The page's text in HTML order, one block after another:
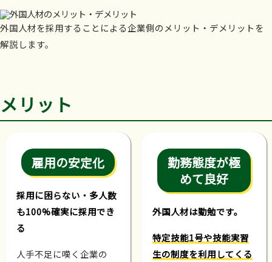
外国人材を採用することによる企業側のメリット・デメリットを
解説します。
メリット
雇用の安定化
採用に困らない・多人数
も100%確実に採用でき
る
人手不足に嘆く企業の
勤務態度が極
めて良好
外国人材は勤勉です。
特定技能1号や技能実習
生の制度を利用してくる